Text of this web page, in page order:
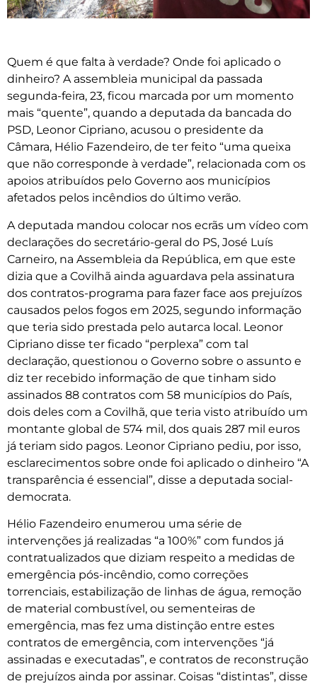
Quem é que falta à verdade? Onde foi aplicado o
dinheiro? A assembleia municipal da passada
segunda-feira, 23, ficou marcada por um momento
mais “quente”, quando a deputada da bancada do
PSD, Leonor Cipriano, acusou o presidente da
Câmara, Hélio Fazendeiro, de ter feito “uma queixa
que não corresponde à verdade”, relacionada com os
apoios atribuídos pelo Governo aos municípios
afetados pelos incêndios do último verão.
A deputada mandou colocar nos ecrãs um vídeo com
declarações do secretário-geral do PS, José Luís
Carneiro, na Assembleia da República, em que este
dizia que a Covilhã ainda aguardava pela assinatura
dos contratos-programa para fazer face aos prejuízos
causados pelos fogos em 2025, segundo informação
que teria sido prestada pelo autarca local. Leonor
Cipriano disse ter ficado “perplexa” com tal
declaração, questionou o Governo sobre o assunto e
diz ter recebido informação de que tinham sido
assinados 88 contratos com 58 municípios do País,
dois deles com a Covilhã, que teria visto atribuído um
montante global de 574 mil, dos quais 287 mil euros
já teriam sido pagos. Leonor Cipriano pediu, por isso,
esclarecimentos sobre onde foi aplicado o dinheiro “A
transparência é essencial”, disse a deputada social-
democrata.
Hélio Fazendeiro enumerou uma série de
intervenções já realizadas “a 100%” com fundos já
contratualizados que diziam respeito a medidas de
emergência pós-incêndio, como correções
torrenciais, estabilização de linhas de água, remoção
de material combustível, ou sementeiras de
emergência, mas fez uma distinção entre estes
contratos de emergência, com intervenções “já
assinadas e executadas”, e contratos de reconstrução
de prejuízos ainda por assinar. Coisas “distintas”, disse